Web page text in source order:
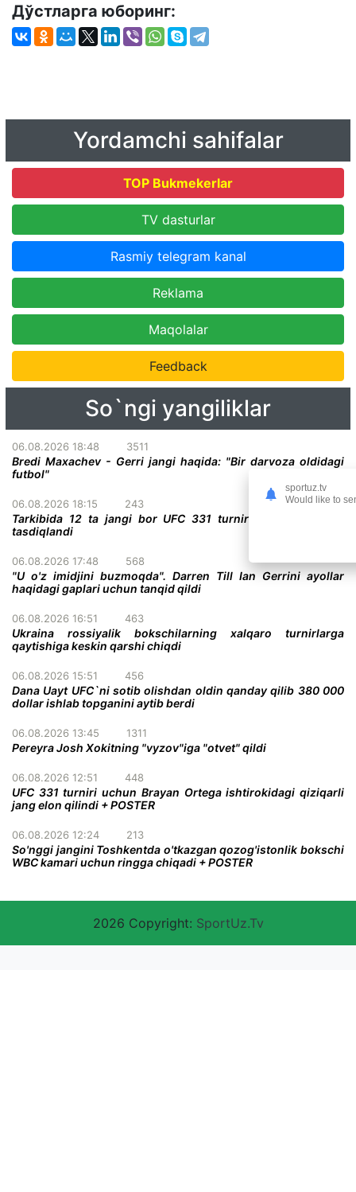
Дўстларга юборинг:
Yordamchi sahifalar
TOP Bukmekerlar
TV dasturlar
Rasmiy telegram kanal
Reklama
Maqolalar
Feedback
So`ngi yangiliklar
06.08.2026 18:48 3511
Bredi Maxachev - Gerri jangi haqida: "Bir darvoza oldidagi
futbol"
06.08.2026 18:15 243
Tarkibida 12 ta jangi bor UFC 331 turnirining to'liq kardi
tasdiqlandi
06.08.2026 17:48 568
"U o'z imidjini buzmoqda". Darren Till Ian Gerrini ayollar
haqidagi gaplari uchun tanqid qildi
06.08.2026 16:51 463
Ukraina rossiyalik bokschilarning xalqaro turnirlarga
qaytishiga keskin qarshi chiqdi
06.08.2026 15:51 456
Dana Uayt UFC`ni sotib olishdan oldin qanday qilib 380 000
dollar ishlab topganini aytib berdi
06.08.2026 13:45 1311
Pereyra Josh Xokitning "vyzov"iga "otvet" qildi
06.08.2026 12:51 448
UFC 331 turniri uchun Brayan Ortega ishtirokidagi qiziqarli
jang elon qilindi + POSTER
06.08.2026 12:24 213
So'nggi jangini Toshkentda o'tkazgan qozog'istonlik bokschi
WBC kamari uchun ringga chiqadi + POSTER
2026 Copyright: SportUz.Tv
sportuz.tv
Would like to